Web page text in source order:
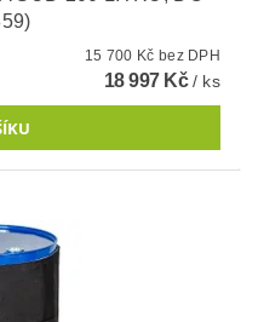
15 700 Kč bez DPH
18 997 Kč/ ks